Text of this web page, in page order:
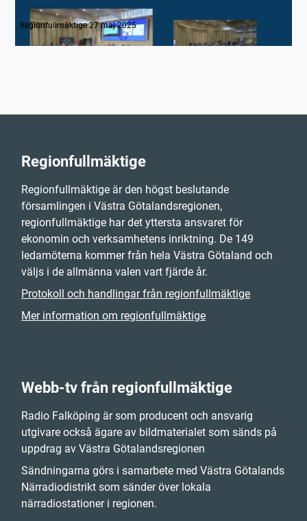
1. Inledning
Regionfullmäktige 27 maj 2025
Regionfullmäktige
Regionfullmäktige är den högst beslutande
församlingen i Västra Götalandsregionen,
regionfullmäktige har det yttersta ansvaret för
ekonomin och verksamhetens inriktning. De 149
ledamöterna kommer från hela Västra Götaland och
väljs i de allmänna valen vart fjärde år.
Protokoll och handlingar från regionfullmäktige
Mer information om regionfullmäktige
Webb-tv från regionfullmäktige
Radio Falköping är som producent och ansvarig
utgivare också ägare av bildmaterialet som sänds på
uppdrag av Västra Götalandsregionen
Sändningarna görs i samarbete med Västra Götalands
Närradiodistrikt som sänder över lokala
närradiostationer i regionen.